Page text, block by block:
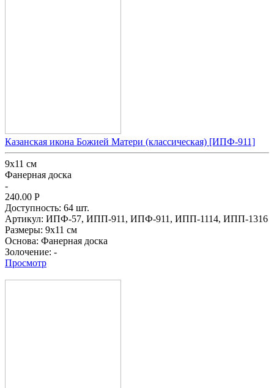
Казанская икона Божией Матери (классическая) [ИПФ-911]
9х11 см
Фанерная доска
-
240.00 Р
Доступность: 64 шт.
Артикул: ИПФ-57, ИПП-911, ИПФ-911, ИПП-1114, ИПП-1316
Размеры: 9х11 см
Основа: Фанерная доска
Золочение: -
Просмотр